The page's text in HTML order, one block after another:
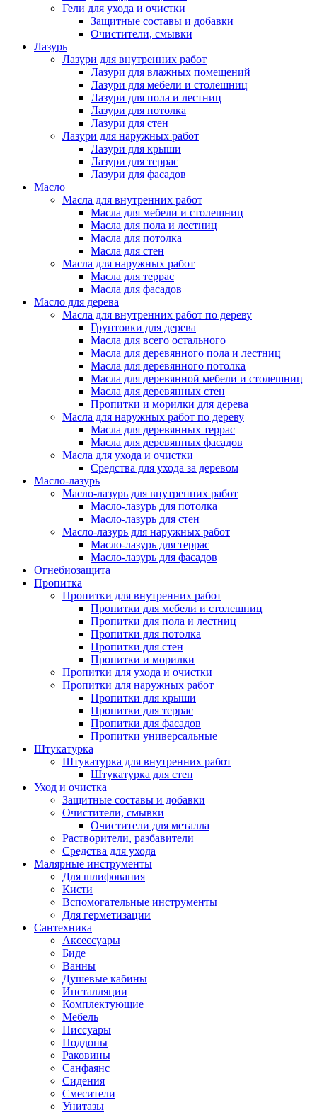
Гели для ухода и очистки
Защитные составы и добавки
Очистители, смывки
Лазурь
Лазури для внутренних работ
Лазури для влажных помещений
Лазури для мебели и столешниц
Лазури для пола и лестниц
Лазури для потолка
Лазури для стен
Лазури для наружных работ
Лазури для крыши
Лазури для террас
Лазури для фасадов
Масло
Масла для внутренних работ
Масла для мебели и столешниц
Масла для пола и лестниц
Масла для потолка
Масла для стен
Масла для наружных работ
Масла для террас
Масла для фасадов
Масло для дерева
Масла для внутренних работ по дереву
Грунтовки для дерева
Масла для всего остального
Масла для деревянного пола и лестниц
Масла для деревянного потолка
Масла для деревянной мебели и столешниц
Масла для деревянных стен
Пропитки и морилки для дерева
Масла для наружных работ по дереву
Масла для деревянных террас
Масла для деревянных фасадов
Масла для ухода и очистки
Средства для ухода за деревом
Масло-лазурь
Масло-лазурь для внутренних работ
Масло-лазурь для потолка
Масло-лазурь для стен
Масло-лазурь для наружных работ
Масло-лазурь для террас
Масло-лазурь для фасадов
Огнебиозащита
Пропитка
Пропитки для внутренних работ
Пропитки для мебели и столешниц
Пропитки для пола и лестниц
Пропитки для потолка
Пропитки для стен
Пропитки и морилки
Пропитки для ухода и очистки
Пропитки для наружных работ
Пропитки для крыши
Пропитки для террас
Пропитки для фасадов
Пропитки универсальные
Штукатурка
Штукатурка для внутренних работ
Штукатурка для стен
Уход и очистка
Защитные составы и добавки
Очистители, смывки
Очистители для металла
Растворители, разбавители
Средства для ухода
Малярные инструменты
Для шлифования
Кисти
Вспомогательные инструменты
Для герметизации
Сантехника
Аксессуары
Биде
Ванны
Душевые кабины
Инсталляции
Комплектующие
Мебель
Писсуары
Поддоны
Раковины
Санфаянс
Сидения
Смесители
Унитазы